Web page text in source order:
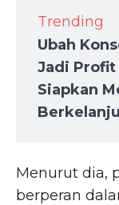
Trending
Ubah
Jadi
Siapkan
Menurut dia,
berperan